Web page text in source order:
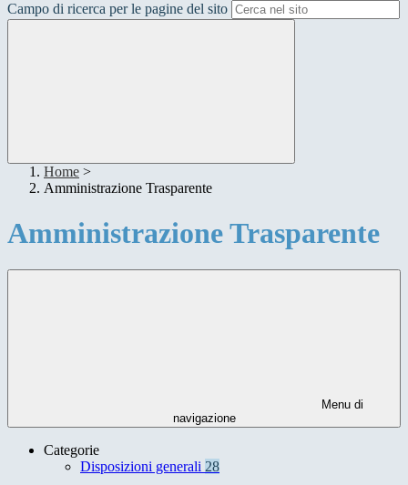
Campo di ricerca per le pagine del sito
Home >
Amministrazione Trasparente
Amministrazione Trasparente
Menu di
navigazione
Categorie
Disposizioni generali 28